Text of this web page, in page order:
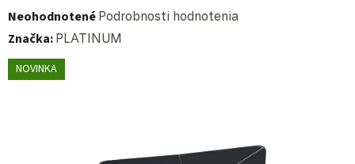
Priemerné hodnotenie produktu je 0,0 z 5 hviezdičiek.
Neohodnotené Podrobnosti hodnotenia
Značka: PLATINUM
NOVINKA